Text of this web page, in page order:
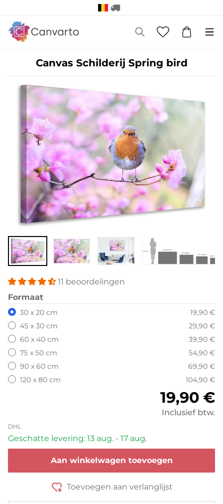
Canvas Schilderij Spring bird
11 beoordelingen
Formaat
30 x 20 cm
19,90 €
45 x 30 cm
29,90 €
60 x 40 cm
39,90 €
75 x 50 cm
54,90 €
90 x 60 cm
69,90 €
120 x 80 cm
104,90 €
19,90 €
Inclusief btw.
DHL
Geschatte levering: 13 aug. - 17 aug.
Aan winkelwagen toevoegen
Toevoegen aan verlanglijst